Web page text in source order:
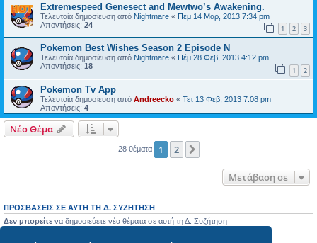
Extremespeed Genesect and Mewtwo’s Awakening.
Τελευταία δημοσίευση από Nightmare « Πέμ 14 Μαρ, 2013 7:34 pm
Απαντήσεις: 24 1 2 3
Pokemon Best Wishes Season 2 Episode N
Τελευταία δημοσίευση από Nightmare « Πέμ 28 Φεβ, 2013 4:12 pm
Απαντήσεις: 18 1 2
Pokemon Tv App
Τελευταία δημοσίευση από Andreecko « Τετ 13 Φεβ, 2013 7:08 pm
Απαντήσεις: 4
Νέο Θέμα
28 θέματα 1 2
Μετάβαση σε
ΠΡΟΣΒΆΣΕΙΣ ΣΕ ΑΥΤΉ ΤΗ Δ. ΣΥΖΉΤΗΣΗ
Δεν μπορείτε να δημοσιεύετε νέα θέματα σε αυτή τη Δ. Συζήτηση
Δεν μπορείτε
να επεξεργάζεστε τις δημοσιεύσεις σας σε αυτή τη Δ. Συζήτηση